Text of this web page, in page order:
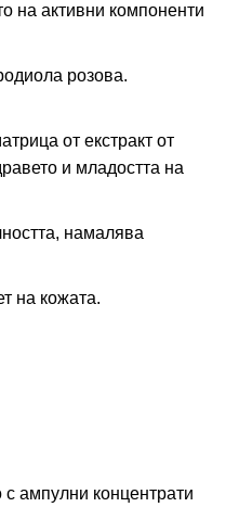
на активни компоненти
розова.
от екстракт от
и младостта на
намалява
на кожата.
ампулни концентрати